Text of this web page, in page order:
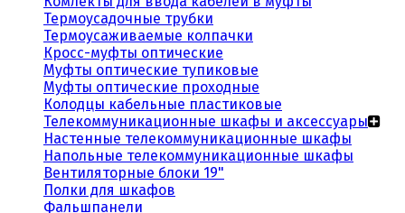
Термоусадочные трубки
Термоусаживаемые колпачки
Кросс-муфты оптические
Муфты оптические тупиковые
Муфты оптические проходные
Колодцы кабельные пластиковые
Телекоммуникационные шкафы и аксессуары
Настенные телекоммуникационные шкафы
Напольные телекоммуникационные шкафы
Вентиляторные блоки 19"
Полки для шкафов
Фальшпанели